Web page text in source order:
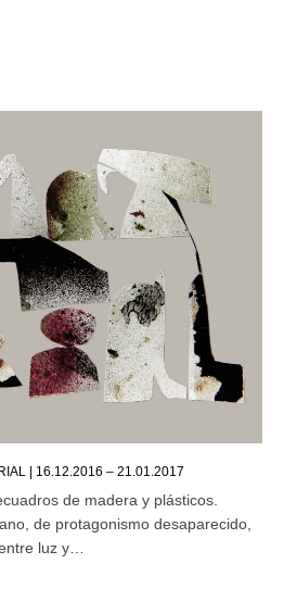
| 16.12.2016 – 21.01.2017
de madera y plásticos.
de protagonismo desaparecido,
luz y…